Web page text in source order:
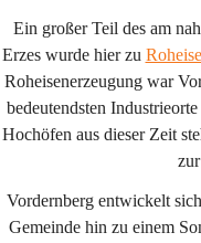
Ein großer Teil des am
Erzes wurde hier zu
Roheisenerzeugung war
bedeutendsten
Hochöfen aus dieser Zeit
Vordernberg entwickelt
Gemeinde hin zu einem